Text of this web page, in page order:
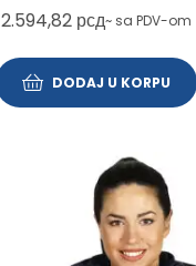
2.594,82 рсд~ sa PDV-om
DODAJ U KORPU